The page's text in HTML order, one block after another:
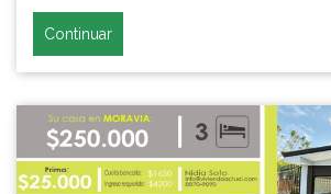
Continuar